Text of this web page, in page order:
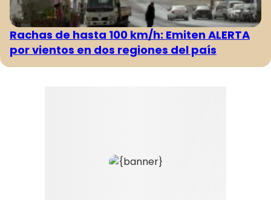
Rachas de hasta 100 km/h: Emiten ALERTA
por vientos en dos regiones del país